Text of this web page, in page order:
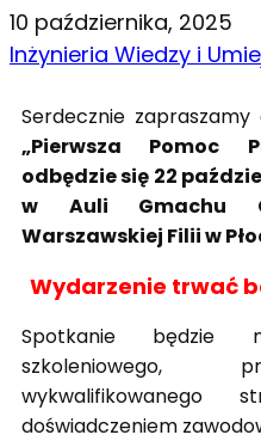
10 października, 2025
Inżynieria Wiedzy i
Serdecznie zapraszamy
„Pierwsza Pomoc
odbędzie się 22
w Auli Gmachu
Warszawskiej Filii w
Wydarzenie trwać
Spotkanie będzie
szkoleniowego,
wykwalifikowanego
doświadczeniem